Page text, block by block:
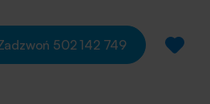
502 142 749